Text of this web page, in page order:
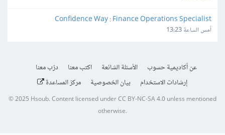
Confidence Way : Finance Operations Specialist
أمس الساعة 13:23
عن أكاديمية حسوب الأسئلة الشائعة اكتب معنا
درّب معنا
إرشادات الاستخدام
بيان الخصوصية مركز المساعدة
© 2025 Hsoub.Content licensed underCC BY-NC-SA 4.0unless mentioned
otherwise.